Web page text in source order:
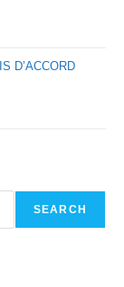
D’ACCORD
SEARCH